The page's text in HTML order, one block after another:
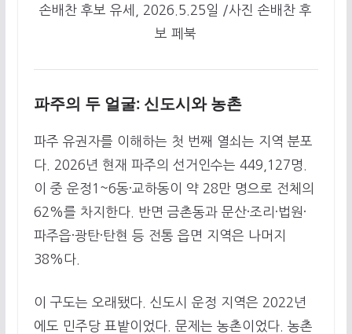
손배찬 후보 유세, 2026.5.25일 /사진 손배찬 후
보 페북
파주의 두 얼굴: 신도시와 농촌
파주 유권자를 이해하는 첫 번째 열쇠는 지역 분포
다. 2026년 현재 파주의 선거인수는 449,127명.
이 중 운정1~6동·교하동이 약 28만 명으로 전체의
62%를 차지한다. 반면 금촌동과 문산·조리·법원·
파주읍·광탄·탄현 등 전통 읍면 지역은 나머지
38%다.
이 구도는 오래됐다. 신도시 운정 지역은 2022년
에도 민주당 표밭이었다. 문제는 농촌이었다. 농촌